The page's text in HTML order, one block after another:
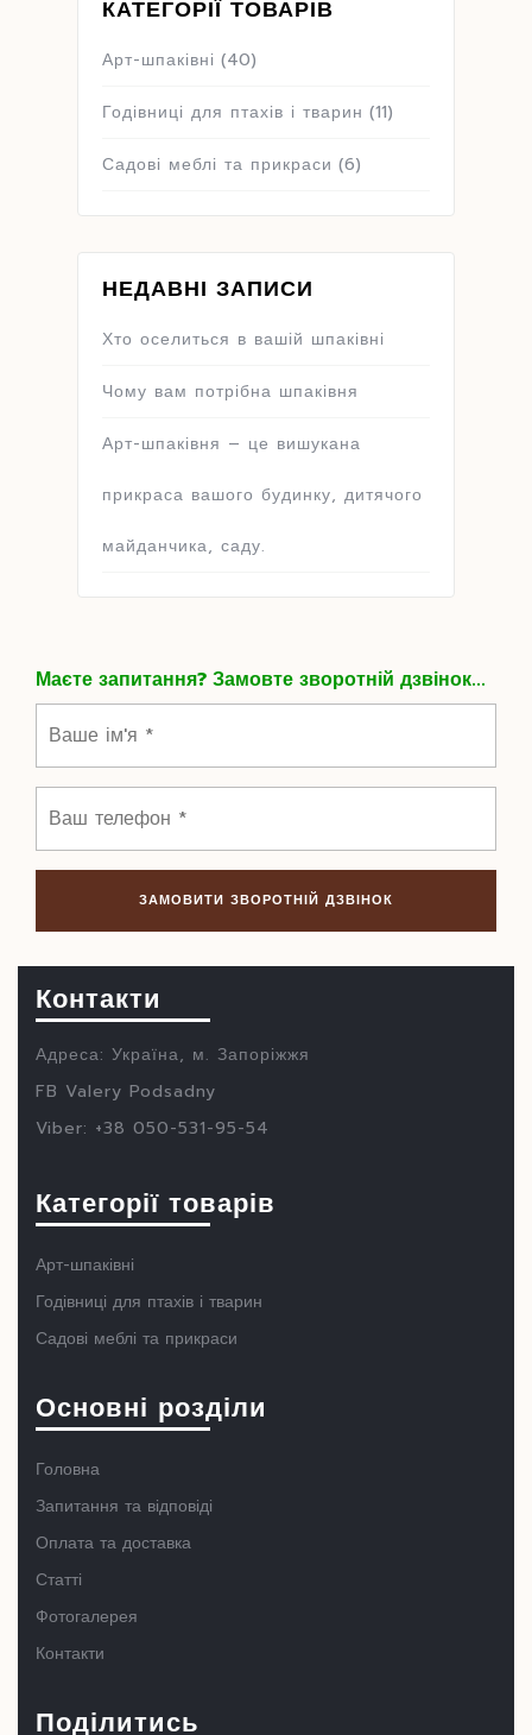
КАТЕГОРІЇ ТОВАРІВ
Арт-шпаківні (40)
Годівниці для птахів і тварин (11)
Садові меблі та прикраси (6)
НЕДАВНІ ЗАПИСИ
Хто оселиться в вашій шпаківні
Чому вам потрібна шпаківня
Арт-шпаківня – це вишукана
прикраса вашого будинку, дитячого
майданчика, саду.
Маєте запитання? Замовте зворотній дзвінок...
Контакти
Адреса: Україна, м. Запоріжжя
FB Valery Podsadny
Viber: +38 050-531-95-54
Категорії товарів
Арт-шпаківні
Годівниці для птахів і тварин
Садові меблі та прикраси
Основні розділи
Головна
Запитання та відповіді
Оплата та доставка
Статті
Фотогалерея
Контакти
Поділитись